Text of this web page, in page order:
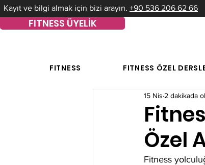
Kayıt ve bilgi almak için bizi arayın. +90 536 206 62 66
FITNESS ÜYELİK
FITNESS FITNESS ÖZEL
Özel
15 Nis 2 dakikada
Fitness